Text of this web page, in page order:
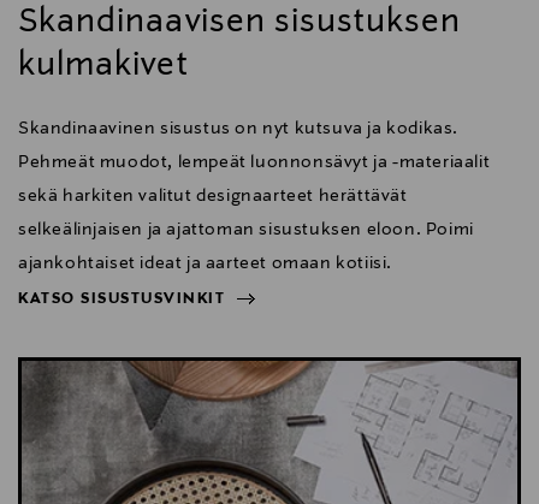
Skandinaavisen sisustuksen
kulmakivet
Skandinaavinen sisustus on nyt kutsuva ja kodikas.
Pehmeät muodot, lempeät luonnonsävyt ja -materiaalit
sekä harkiten valitut designaarteet herättävät
selkeälinjaisen ja ajattoman sisustuksen eloon. Poimi
ajankohtaiset ideat ja aarteet omaan kotiisi.
KATSO SISUSTUSVINKIT
KATSO SISUSTUSVINKIT